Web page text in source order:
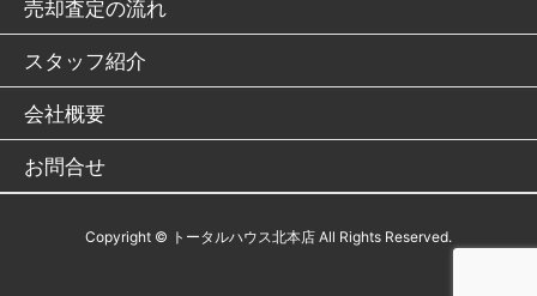
売却査定の流れ
スタッフ紹介
会社概要
お問合せ
Copyright © トータルハウス北本店 All Rights Reserved.